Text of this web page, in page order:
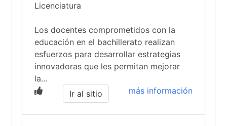
Licenciatura
Los docentes comprometidos con la
educación en el bachillerato realizan
esfuerzos para desarrollar estrategias
innovadoras que les permitan mejorar
la...
más información
Ir al sitio